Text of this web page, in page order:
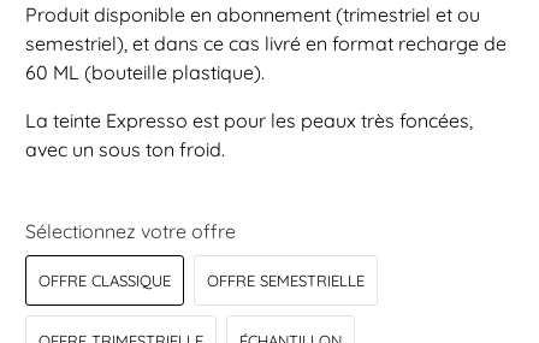
Produit disponible en abonnement (trimestriel et ou
semestriel), et dans ce cas livré en format recharge de
60 ML (bouteille plastique).
La teinte Expresso est pour les peaux très foncées,
avec un sous ton froid.
Sélectionnez votre offre
OFFRE CLASSIQUE OFFRE SEMESTRIELLE